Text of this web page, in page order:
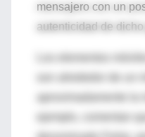
mensajero con un
autenticidad de dicho
son alrededor de un
aproximadamente la